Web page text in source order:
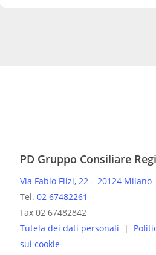
PD Gruppo Consiliare
Via Fabio Filzi, 22 – 20124 Milano
Tel.02 67482261
Fax 02 67482842
Tutela dei dati personali
|
sui cookie